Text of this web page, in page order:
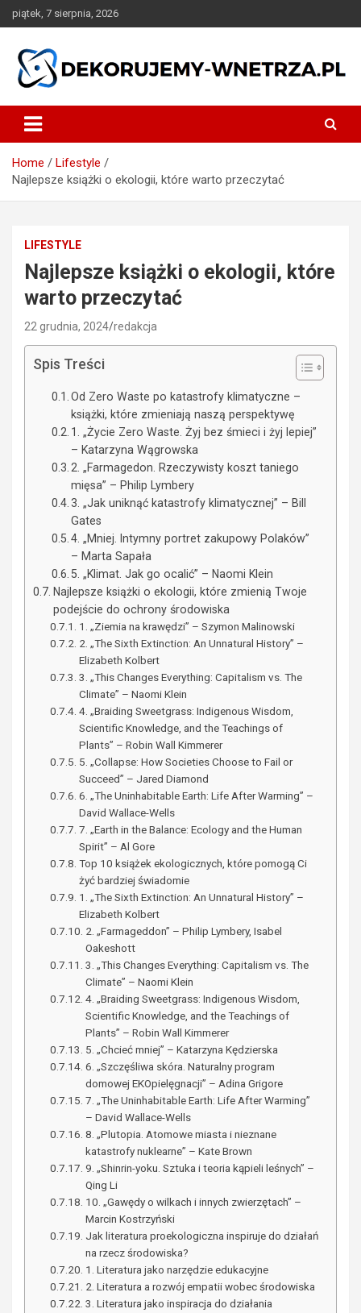
Skip
to
piątek, 7 sierpnia, 2026
dekorujemy-wnetrza.pl
Home
Lifestyle
Najlepsze książki o ekologii, które warto przeczytać
LIFESTYLE
Najlepsze książki o ekologii, które
warto przeczytać
22 grudnia, 2024 redakcja
Spis Treści
Od Zero Waste po katastrofy klimatyczne –
książki, które zmieniają naszą perspektywę
1. „Życie Zero Waste. Żyj bez śmieci i żyj lepiej”
– Katarzyna Wągrowska
2. „Farmagedon. Rzeczywisty koszt taniego
mięsa” – Philip Lymbery
3. „Jak uniknąć katastrofy klimatycznej” – Bill
Gates
4. „Mniej. Intymny portret zakupowy Polaków”
– Marta Sapała
5. „Klimat. Jak go ocalić” – Naomi Klein
Najlepsze książki o ekologii, które zmienią Twoje
podejście do ochrony środowiska
1. „Ziemia na krawędzi” – Szymon Malinowski
2. „The Sixth Extinction: An Unnatural History” –
Elizabeth Kolbert
3. „This Changes Everything: Capitalism vs. The
Climate” – Naomi Klein
4. „Braiding Sweetgrass: Indigenous Wisdom,
Scientific Knowledge, and the Teachings of
Plants” – Robin Wall Kimmerer
5. „Collapse: How Societies Choose to Fail or
Succeed” – Jared Diamond
6. „The Uninhabitable Earth: Life After Warming” –
David Wallace-Wells
7. „Earth in the Balance: Ecology and the Human
Spirit” – Al Gore
Top 10 książek ekologicznych, które pomogą Ci
żyć bardziej świadomie
1. „The Sixth Extinction: An Unnatural History” –
Elizabeth Kolbert
2. „Farmageddon” – Philip Lymbery, Isabel
Oakeshott
3. „This Changes Everything: Capitalism vs. The
Climate” – Naomi Klein
4. „Braiding Sweetgrass: Indigenous Wisdom,
Scientific Knowledge, and the Teachings of
Plants” – Robin Wall Kimmerer
5. „Chcieć mniej” – Katarzyna Kędzierska
6. „Szczęśliwa skóra. Naturalny program
domowej EKOpielęgnacji” – Adina Grigore
7. „The Uninhabitable Earth: Life After Warming”
– David Wallace-Wells
8. „Plutopia. Atomowe miasta i nieznane
katastrofy nuklearne” – Kate Brown
9. „Shinrin-yoku. Sztuka i teoria kąpieli leśnych” –
Qing Li
10. „Gawędy o wilkach i innych zwierzętach” –
Marcin Kostrzyński
Jak literatura proekologiczna inspiruje do działań
na rzecz środowiska?
1. Literatura jako narzędzie edukacyjne
2. Literatura a rozwój empatii wobec środowiska
3. Literatura jako inspiracja do działania